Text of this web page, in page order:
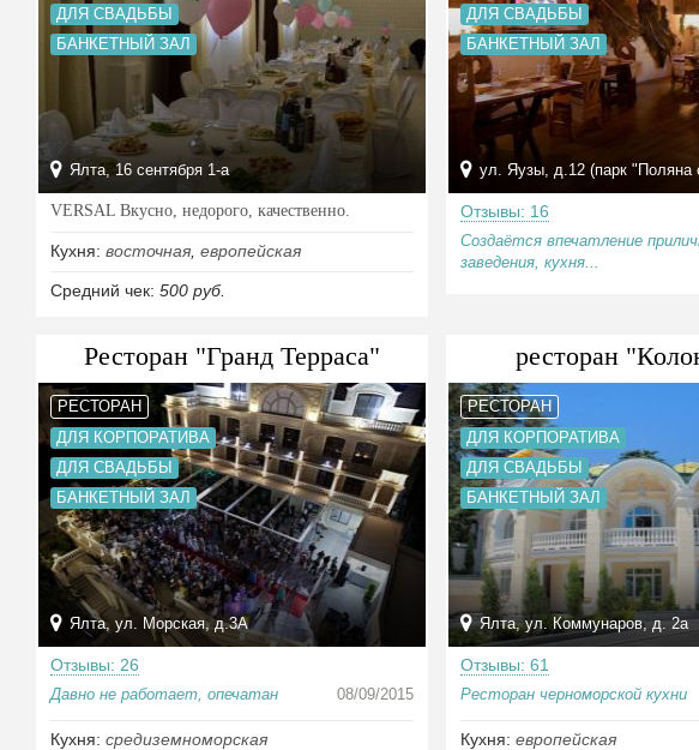
ДЛЯ СВАДЬБЫ
БАНКЕТНЫЙ ЗАЛ
Ялта, 16 сентября 1-а
VERSAL Вкусно, недорого, качественно.
Кухня: восточная европейская
Средний чек: 500 руб.
ДЛЯ СВАДЬБЫ
БАНКЕТНЫЙ ЗАЛ
ул. Яузы, д.12 (парк "Поляна
Отзывы: 16
Создаётся впечатление
заведения, кухня...
Ресторан "Гранд Терраса"
РЕСТОРАН
ДЛЯ КОРПОРАТИВА
ДЛЯ СВАДЬБЫ
БАНКЕТНЫЙ ЗАЛ
Ялта, ул. Морская, д.3А
Отзывы: 26
Давно не работает, опечатан 08/09/2015
Кухня: средиземноморская
ресторан
РЕСТОРАН
ДЛЯ КОРПОРАТИВА
ДЛЯ СВАДЬБЫ
БАНКЕТНЫЙ ЗАЛ
Ялта, ул. Коммунаров, д. 2а
Отзывы: 61
Ресторан черноморской кухни
Кухня:европейская